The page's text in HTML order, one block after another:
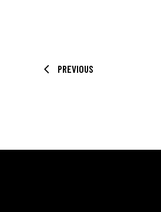
PREVIOUS